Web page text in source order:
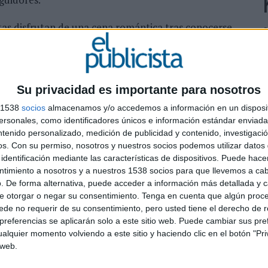
Su privacidad es importante para nosotros
socios almacenamos y/o accedemos a información en un
como identificadores únicos e información estándar
personalizado, medición de publicidad y contenido,
Con su permiso, nosotros y nuestros socios podemos utilizar datos
mediante las características de dispositivos. Puede
a nosotros y a nuestros 1538 socios para que llevemos a
De forma alternativa, puede acceder a información más detallada y
otorgar o negar su consentimiento. Tenga en cuenta que algún
no requerir de su consentimiento, pero usted tiene el derecho de
se aplicarán solo a este sitio web. Puede cambiar sus
momento volviendo a este sitio y haciendo clic en el botón
disfrutan de una cena romántica tras conocerse
que las noticias revelan una serie de
de uno de ellos intenta ponerse en contacto
toda la vida que de reúnen después de mucho
poder revivir los viejos tiempos sin interrupciones.
chicas que viajan de noche y deciden ayudar a
batería en el móvil.
a través de los canales sociales de Finetwork.